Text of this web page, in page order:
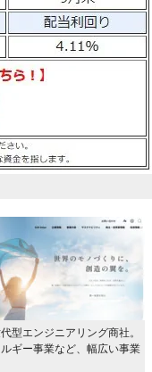
型エンジニアリング商社。
ギー事業など、幅広い事業